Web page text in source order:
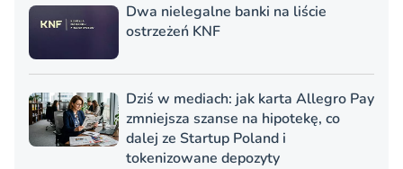
Dwa nielegalne banki na liście
ostrzeżeń KNF
Dziś w mediach: jak karta Allegro Pay
zmniejsza szanse na hipotekę, co
dalej ze Startup Poland i
tokenizowane depozyty